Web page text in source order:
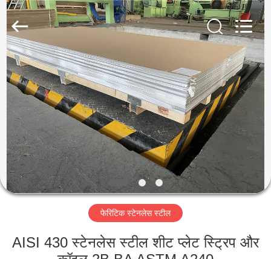
घर
उत्पादों
वीडियो
हमारे
बारे
Guanglu
Special
Co.,
Ltd.
Rights
Reserved.
फेरिटिक स्टेनलेस स्टील
AISI 430 स्टेनलेस स्टील शीट प्लेट स्ट्रिप और